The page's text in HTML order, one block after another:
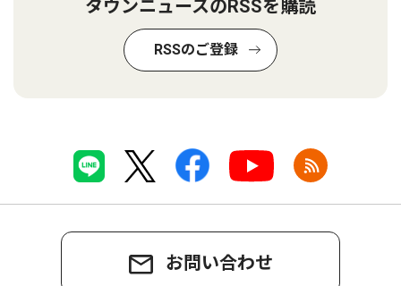
タウンニュースのRSSを購読
RSSのご登録
お問い合わせ